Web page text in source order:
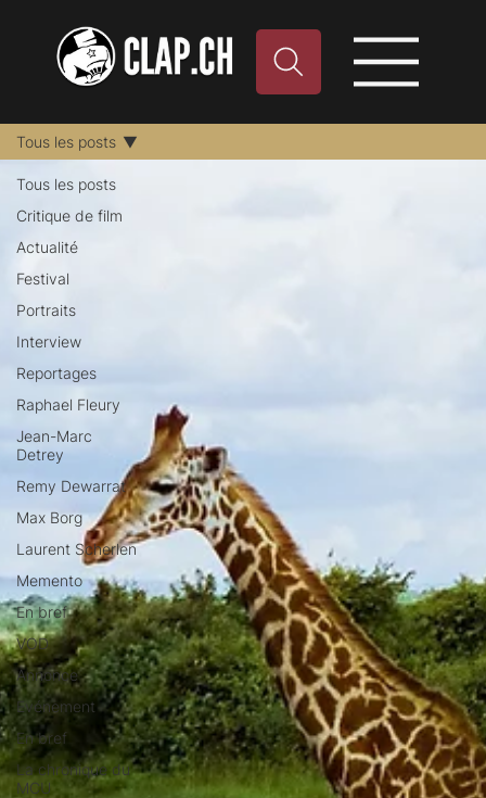
Tous les posts
Critique de film
Actualité
Festival
Portraits
Interview
Reportages
Raphael Fleury
Jean-Marc
Detrey
Remy Dewarrat
Max Borg
Laurent Scherlen
Memento
En bref
VOD
Annonce
Evénement
En bref
La chronique du
MCU
Tous les posts